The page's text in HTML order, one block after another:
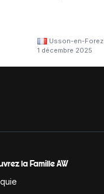
Usson-en-Forez
1 décembre 2025
la Famille AW